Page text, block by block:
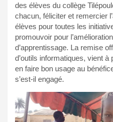
des élèves du collège
chacun, féliciter et remercier
élèves pour toutes les
promouvoir pour
d’apprentissage. La remise
d’outils informatiques, vient à
en faire bon usage au
s’est-il engagé.